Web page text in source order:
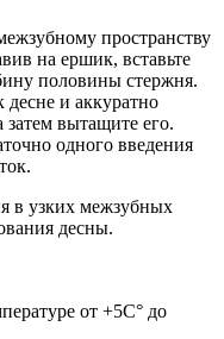
пространству
на ершик, вставьте
половины стержня.
и аккуратно
затем вытащите его.
одного введения
в узких межзубных
десны.
от +5С° до